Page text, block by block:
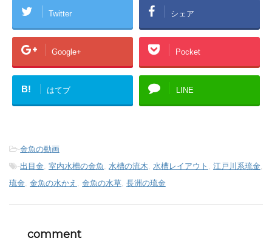
Twitter シェア
Google+ Pocket
B! はてブ LINE
-金魚の動画
-出目金, 室内水槽の金魚, 水槽の流木, 水槽レイアウト , 江戸川系琉金,
琉金, 金魚の水かえ , 金魚の水草, 長洲の琉金
comment